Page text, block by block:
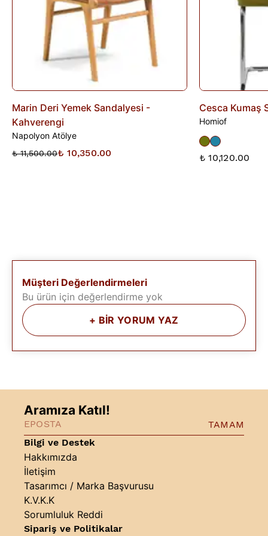
Marin Deri Yemek Sandalyesi -
Kahverengi
Napolyon Atölye
₺ 11,500.00₺ 10,350.00
Cesca Kumaş
Homiof
₺ 10,120.00
Müşteri Değerlendirmeleri
Bu ürün için değerlendirme yok
+ BİR YORUM YAZ
Bilgi ve Destek
Hakkımızda
İletişim
Tasarımcı / Marka Başvurusu
K.V.K.K
Sorumluluk Reddi
Sipariş ve Politikalar
Aramıza Katıl!
TAMAM